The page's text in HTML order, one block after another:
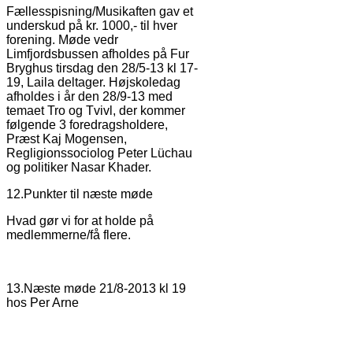
Fællesspisning/Musikaften gav et
underskud på kr. 1000,- til hver
forening. Møde vedr
Limfjordsbussen afholdes på Fur
Bryghus tirsdag den 28/5-13 kl 17-
19, Laila deltager. Højskoledag
afholdes i år den 28/9-13 med
temaet Tro og Tvivl, der kommer
følgende 3 foredragsholdere,
Præst Kaj Mogensen,
Regligionssociolog Peter Lüchau
og politiker Nasar Khader.
12.Punkter til næste møde
Hvad gør vi for at holde på
medlemmerne/få flere.
13.Næste møde 21/8-2013 kl 19
hos Per Arne